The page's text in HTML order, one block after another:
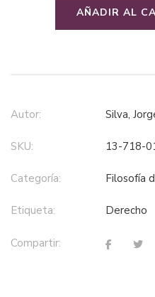
AÑADIR AL
Autor: Silva,
SKU: 13-718-
Categoría: filosofía
Etiqueta: derecho
Compartir: